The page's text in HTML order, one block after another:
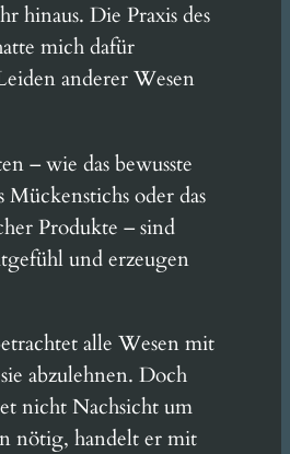
hinaus. Die Praxis des
mich dafür
anderer Wesen
– wie das bewusste
oder das
Produkte – sind
und erzeugen
alle Wesen mit
abzulehnen. Doch
nicht Nachsicht um
nötig, handelt er mit